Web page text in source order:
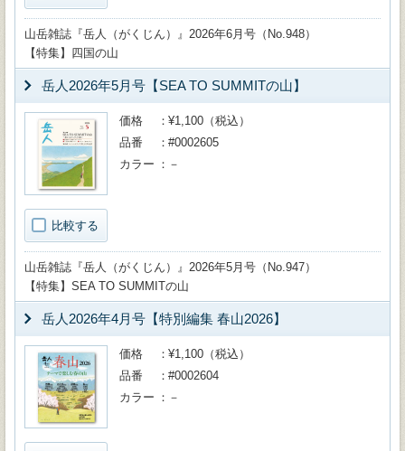
山岳雑誌『岳人（がくじん）』2026年6月号（No.948）
【特集】四国の山
岳人2026年5月号【SEA TO SUMMITの山】
比較する
価格
¥1,100（税込）
品番
#0002605
カラー
－
山岳雑誌『岳人（がくじん）』2026年5月号（No.947）
【特集】SEA TO SUMMITの山
岳人2026年4月号【特別編集 春山2026】
価格
¥1,100（税込）
品番
#0002604
カラー
－